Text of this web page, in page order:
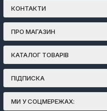
КОНТАКТИ
ПРО МАГАЗИН
КАТАЛОГ ТОВАРІВ
ПІДПИСКА
МИ У СОЦМЕРЕЖАХ: